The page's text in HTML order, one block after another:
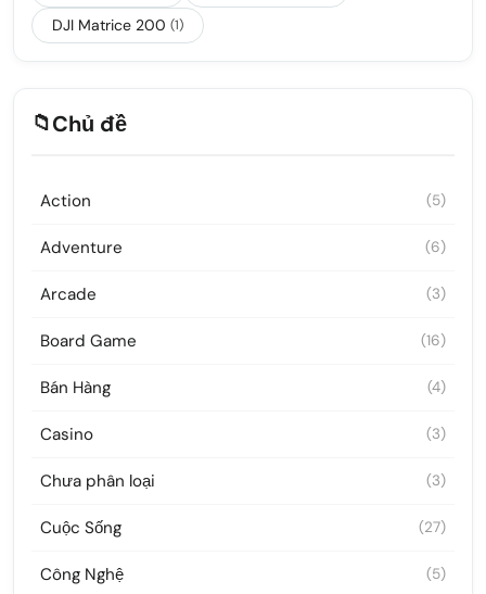
DJI Matrice 200 (1)
📁Chủ đề
Action (5)
Adventure (6)
Arcade (3)
Board Game (16)
Bán Hàng (4)
Casino (3)
Chưa phân loại (3)
Cuộc Sống (27)
Công Nghệ (5)